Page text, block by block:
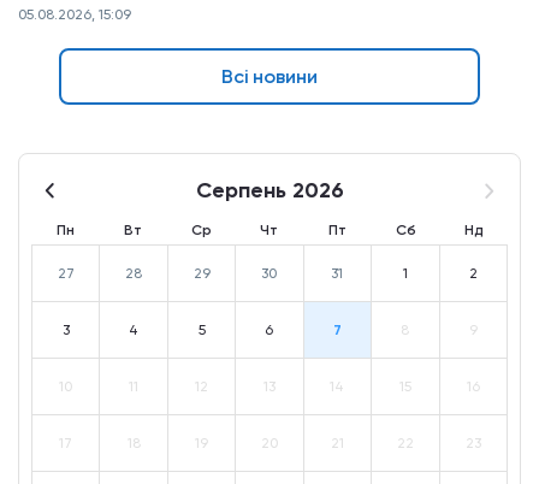
05.08.2026, 15:09
Всі новини
Серпень 2026
Пн Вт Ср Чт Пт Сб Нд
27 28 29 30 31 1 2
3 4 5 6 7 8 9
10 11 12 13 14 15 16
17 18 19 20 21 22 23